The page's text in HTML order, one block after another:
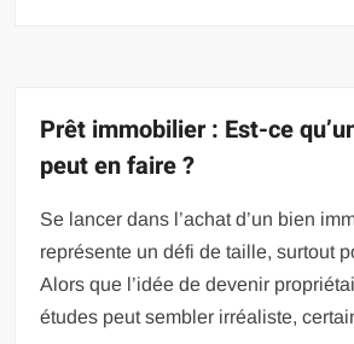
Prêt immobilier : Est-ce
peut en faire ?
Se lancer dans l’achat d’un bien
représente un défi de taille, surtout
Alors que l’idée de devenir
études peut sembler irréaliste,